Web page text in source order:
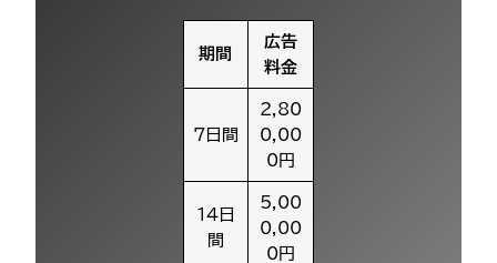
期間
広告
料金
7日間
2,80
0,00
0円
14日
間
5,00
0,00
0円